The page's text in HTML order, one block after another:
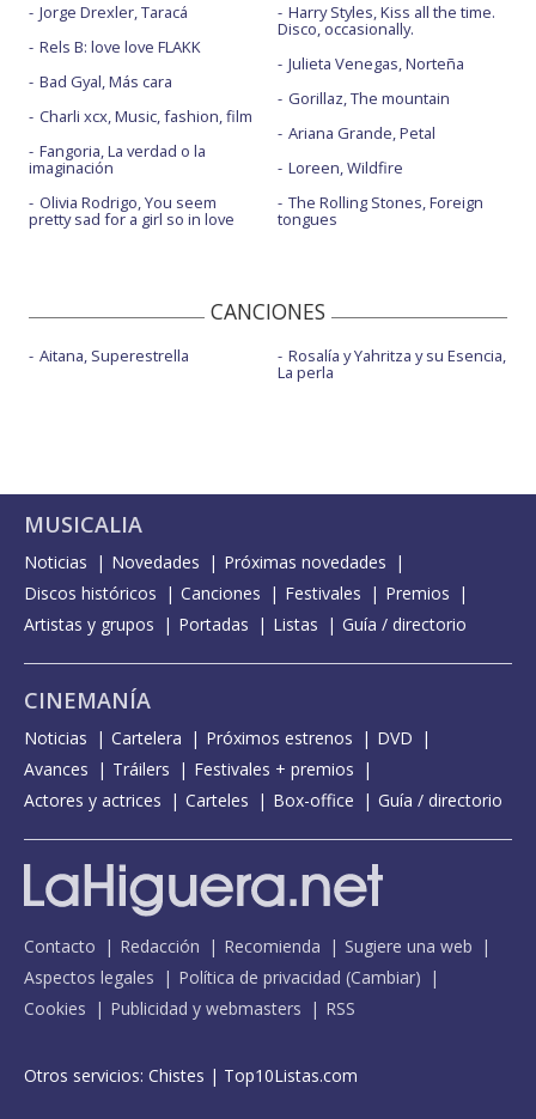
Jorge Drexler, Taracá
Rels B: love love FLAKK
Bad Gyal, Más cara
Charli xcx, Music, fashion, film
Fangoria, La verdad o la
imaginación
Olivia Rodrigo, You seem
pretty sad for a girl so in love
Harry Styles, Kiss all the time.
Disco, occasionally.
Julieta Venegas, Norteña
Gorillaz, The mountain
Ariana Grande, Petal
Loreen, Wildfire
The Rolling Stones, Foreign
tongues
CANCIONES
Aitana, Superestrella Rosalía y Yahritza y su Esencia,
La perla
MUSICALIA
Noticias Novedades
Próximas novedades
Discos históricos
Canciones Festivales
Premios
Artistas y grupos
Portadas Listas Guía / directorio
CINEMANÍA
Noticias Cartelera Próximos estrenos
DVD
Avances
Tráilers
Festivales + premios
Actores y actrices
Carteles Box-office Guía / directorio
Contacto Redacción Recomienda
Sugiere una web
Aspectos legales
Política de privacidad (Cambiar)
Cookies
Publicidad y webmasters RSS
Otros servicios: Chistes | Top10Listas.com